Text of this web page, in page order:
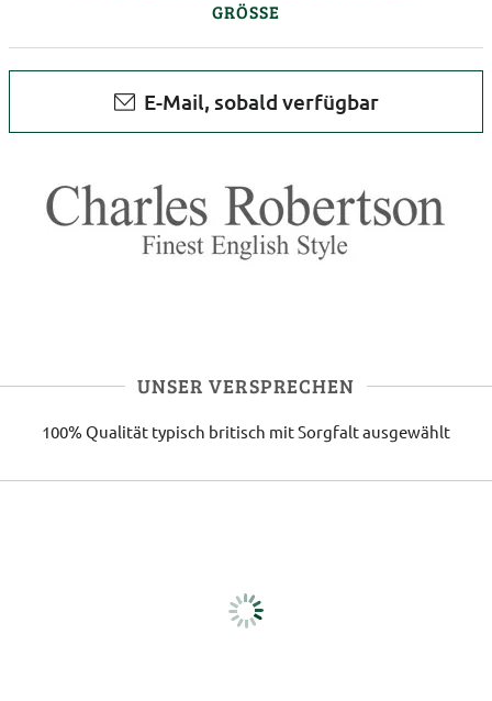
GRÖSSE
E-Mail, sobald verfügbar
UNSER VERSPRECHEN
100% Qualität typisch britisch mit Sorgfalt ausgewählt